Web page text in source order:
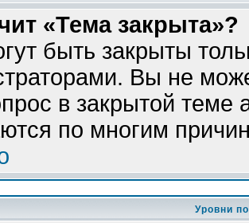
«Тема закрыта»?
быть закрыты
Вы не
в закрытой теме
по многим
Уровни